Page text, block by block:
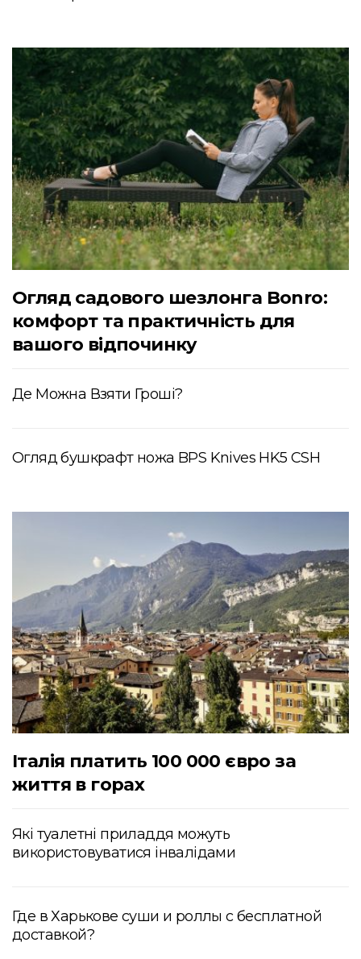
Огляд садового шезлонга Bonro:
комфорт та практичність для
вашого відпочинку
Де Можна Взяти Гроші?
Огляд бушкрафт ножа BPS Knives HK5 CSH
Італія платить 100 000 євро за
життя в горах
Які туалетні приладдя можуть
використовуватися інвалідами
Где в Харькове суши и роллы с бесплатной
доставкой?